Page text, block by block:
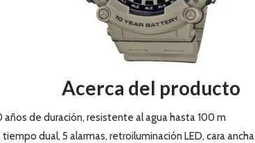
Acerca del producto
años de duración, resistente al agua hasta 100 m
dual, 5 alarmas, retroiluminación LED, cara ancha